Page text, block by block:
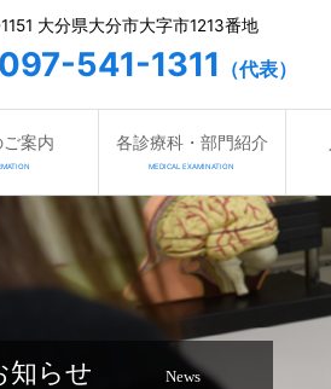
大分県大分市大字市1213番地
097-541-1311 （代表）
案内 各診療科・部門紹介
MEDICAL EXAMINATION
知らせ News